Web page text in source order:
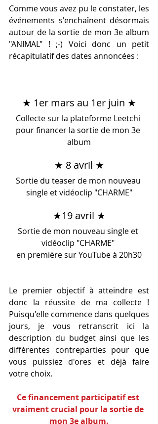
Comme vous avez pu le constater, les
événements s'enchaînent désormais
autour de la sortie de mon 3e album
"ANIMAL" ! ;-) Voici donc un petit
récapitulatif des dates annoncées :
★ 1er mars au 1er juin ★
Collecte sur la plateforme Leetchi
pour financer la sortie de mon 3e
album
★ 8 avril ★
Sortie du teaser de mon nouveau
single et vidéoclip "CHARME"
★19 avril ★
Sortie de mon nouveau single et
vidéoclip "CHARME"
en première sur YouTube à 20h30
Le premier objectif à atteindre est
donc la réussite de ma collecte !
Puisqu'elle commence dans quelques
jours, je vous retranscrit ici la
description du budget ainsi que les
différentes contreparties pour que
vous puissiez d'ores et déjà faire
votre choix.
Ce financement participatif est
vraiment crucial pour la sortie de
mon 3e album.